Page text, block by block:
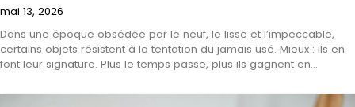
mai 13, 2026
Dans une époque obsédée par le neuf, le lisse et l’impeccable,
certains objets résistent à la tentation du jamais usé. Mieux : ils en
font leur signature. Plus le temps passe, plus ils gagnent en…